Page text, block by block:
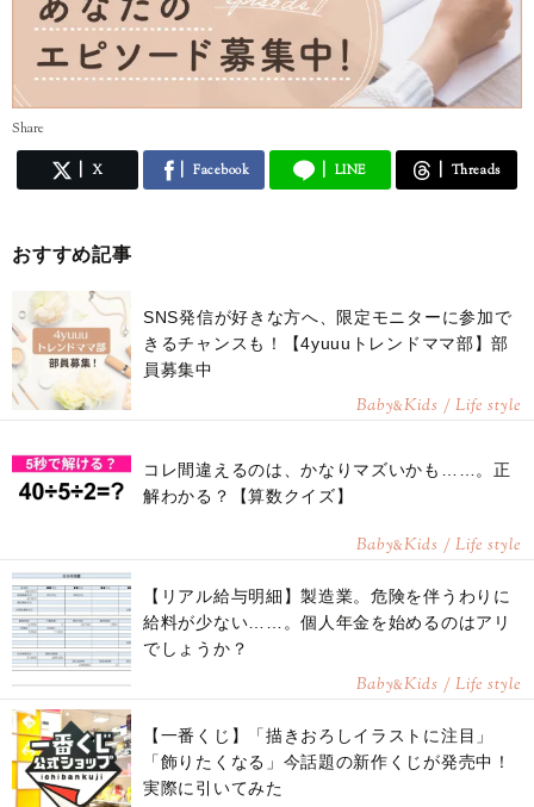
Share
X Facebook LINE Threads
おすすめ記事
SNS発信が好きな方へ、限定モニターに参加で
きるチャンスも！【4yuuuトレンドママ部】部
員募集中
Baby&Kids / Life style
コレ間違えるのは、かなりマズいかも……。正
解わかる？【算数クイズ】
Baby&Kids / Life style
【リアル給与明細】製造業。危険を伴うわりに
給料が少ない……。個人年金を始めるのはアリ
でしょうか？
Baby&Kids / Life style
【一番くじ】「描きおろしイラストに注目」
「飾りたくなる」今話題の新作くじが発売中！
実際に引いてみた